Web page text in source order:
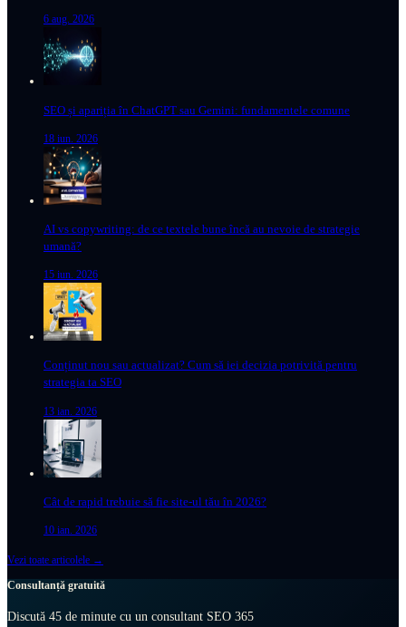
6 aug. 2026
SEO și apariția în ChatGPT sau Gemini: fundamentele comune
18 iun. 2026
AI vs copywriting: de ce textele bune încă au nevoie de strategie
umană?
15 iun. 2026
Conținut nou sau actualizat? Cum să iei decizia potrivită pentru
strategia ta SEO
13 ian. 2026
Cât de rapid trebuie să fie site-ul tău în 2026?
10 ian. 2026
Vezi toate articolele →
Consultanță gratuită
Discută 45 de minute cu un consultant SEO 365